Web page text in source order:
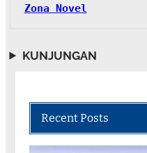
Zona Novel
KUNJUNGAN
Recent Posts